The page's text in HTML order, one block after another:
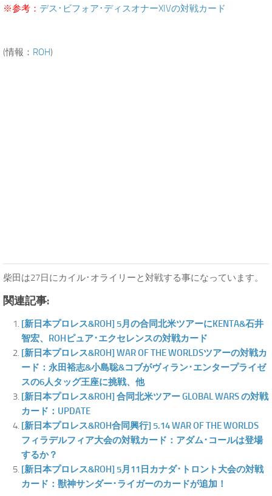
※参考： デス･ビフォア･ディスオナーXIVの対戦カード
(情報： ROH)
柴田は27日にカイル･オライリーと対戦する事になっています。
関連記事:
[新日本プロレス&ROH] 5月の合同北米ツアーにKENTA&石井
智宏、ROHピュア･エクセレンスの対戦カード
[新日本プロレス&ROH] WAR OF THE WORLDSツアーの対戦カ
ード：永田裕志&小島聡&コブがヴィラン･エンタープライゼ
スの6人タッグ王座に挑戦、他
[新日本プロレス&ROH] 合同北米ツアー GLOBAL WARS の対戦
カード：UPDATE
[新日本プロレス&ROH合同興行] 5.14 WAR OF THE WORLDS
フィラデルフィア大会の対戦カード：アダム･コールは登場
するか？
[新日本プロレス&ROH] 5月11日カナダ･トロント大会の対戦
カード：獣神サンダー･ライガーのカードが追加！